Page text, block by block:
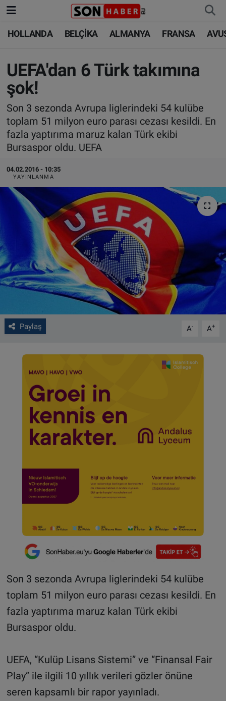
HOLLANDA BELÇİKA ALMANYA FRANSA
UEFA'dan 6 Türk takımına
şok!
Son 3 sezonda Avrupa liglerindeki 54 kulübe
toplam 51 milyon euro parası cezası kesildi. En
fazla yaptırıma maruz kalan Türk ekibi
Bursaspor oldu. UEFA
04.02.2016 - 10:35
YAYINLANMA
Paylaş A- A+
Son 3 sezonda Avrupa liglerindeki 54 kulübe
toplam 51 milyon euro parası cezası kesildi. En
fazla yaptırıma maruz kalan Türk ekibi
Bursaspor oldu.
UEFA, “Kulüp Lisans Sistemi” ve “Finansal Fair
Play” ile ilgili 10 yıllık verileri gözler önüne
seren kapsamlı bir rapor yayınladı.
HOLLANDA
BELÇİKA
ALMANYA
FRANSA
AVUSTURYA
SAĞLIK - YAŞAM
BİLİM-TEKNOLOJİ
HOLLANDA
BELÇİKA
ALMANYA
TÜRKİYE
DÜNYA
BİLİM-TEKNOLOJİ
SAĞLIK
FOTO GALERİ
VIDEO GALERİ
ALGEMENE VOORWAARDEN
CONTACT
Çerez Politikası
Nöbetçi Eczaneler
Hava Durumu
Trafik Durumu
Süper Lig Puan Durumu ve Fikstür
Tüm Manşetler
Son Dakika Haberleri
Haber Arşivi